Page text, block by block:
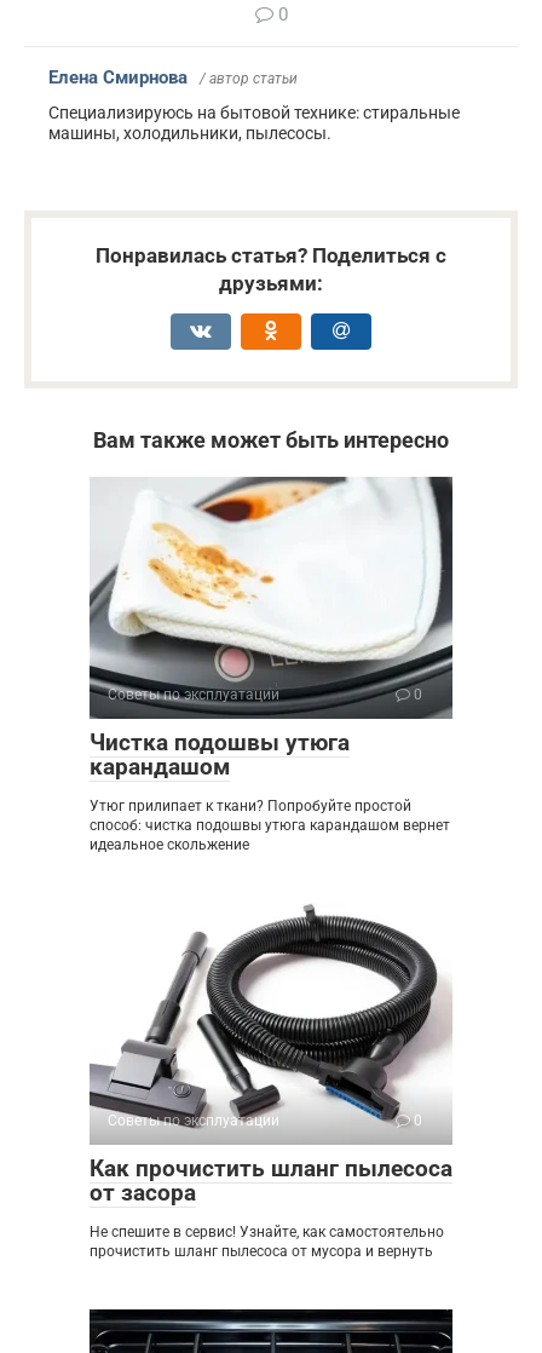
0
Елена Смирнова / автор статьи
Специализируюсь на бытовой технике: стиральные
машины, холодильники, пылесосы.
Понравилась статья? Поделиться с
друзьями:
Вам также может быть интересно
Советы по эксплуатации 0
Чистка подошвы утюга
карандашом
Утюг прилипает к ткани? Попробуйте простой
способ: чистка подошвы утюга карандашом вернет
идеальное скольжение
Советы по эксплуатации 0
Как прочистить шланг пылесоса
от засора
Не спешите в сервис! Узнайте, как самостоятельно
прочистить шланг пылесоса от мусора и вернуть